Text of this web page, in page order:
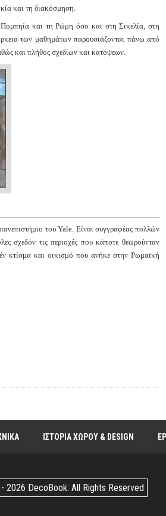
και τη διακόσμηση.
Πομπηία και τη Ρώμη όσο και στη Σικελία, στη
των μαθημάτων παρουσιάζονται πάνω από
και πλήθος σχεδίων και κατόψεων.
του Yale. Είναι συγγραφέας πολλών
σχεδόν τις περιοχές που κάποτε θεωρούνταν
κτίσμα και οικισμό που ανήκε στην Ρωμαϊκή
ΙΣΤΟΡΙΑ ΧΩΡΟΥ & DESIGN
2026 DecoBook. All Rights Reserved